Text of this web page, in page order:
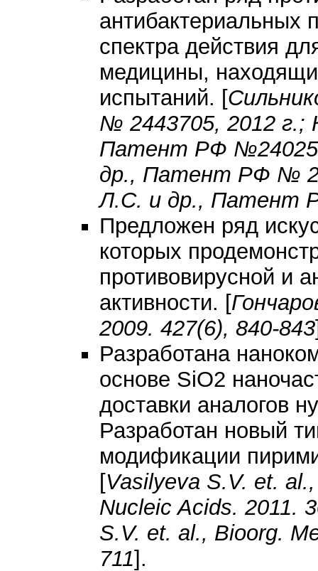
антибактериальных
спектра действия
медицины,
испытаний. [
№ 2443705, 2012 г.;
Патент РФ
др., Патент РФ №
Л.С. и др., Патент
Предложен ряд
которых
противовирусной и
активности. [
2009. 427(6), 840-843
Разработана
основе SiO2
доставки аналогов
Разработан новый
модификации
[Vasilyeva S.V. et.
Nucleic Acids. 2011.
S.V. et. al., Bioorg.
711].